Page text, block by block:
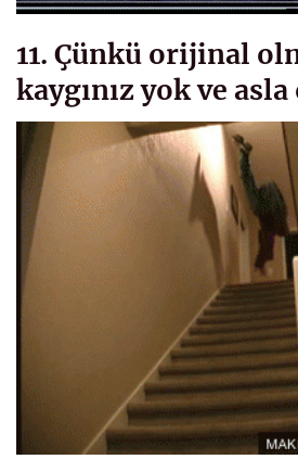
11. Çünkü orijinal
kaygınız yok ve